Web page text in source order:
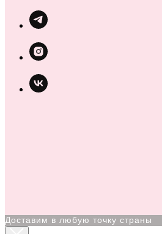
Доставим в любую точку страны